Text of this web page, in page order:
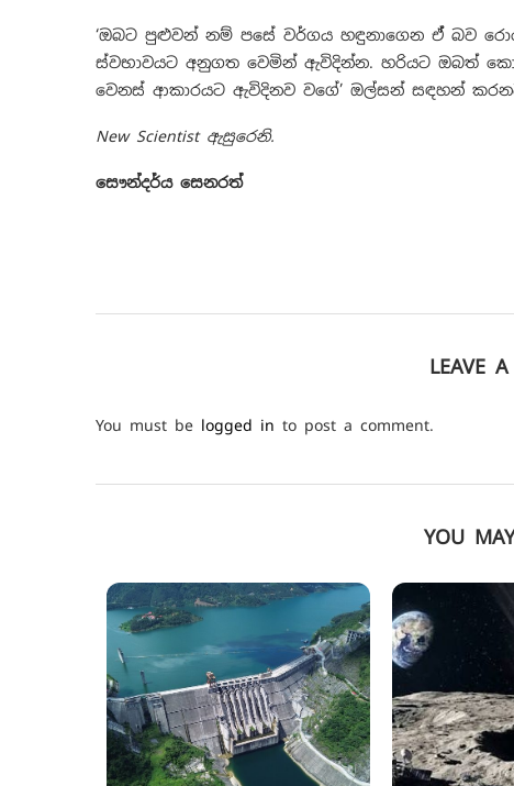
‘ඔබට පුළුවන් නම් පසේ වර්ගය හඳුනාගෙන ඒ් බව
ස්වභාවයට අනුගත වෙමින් ඇවිදින්න. හරියට ඔබත්
වෙනස් ආකාරයට ඇවිදිනව වගේ’ ඔල්සන් සඳහන්
New Scientist ඇසුරෙනි.
සෞන්දර්ය සෙනරත්
LEAVE
You must be logged in to post a comment.
YOU